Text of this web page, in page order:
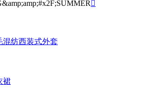

混纺西装式外套
裙